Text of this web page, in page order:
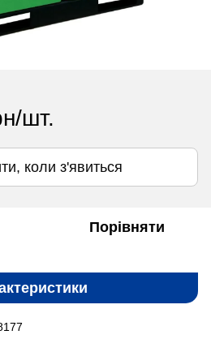
шт.
коли з'явиться
Порівняти